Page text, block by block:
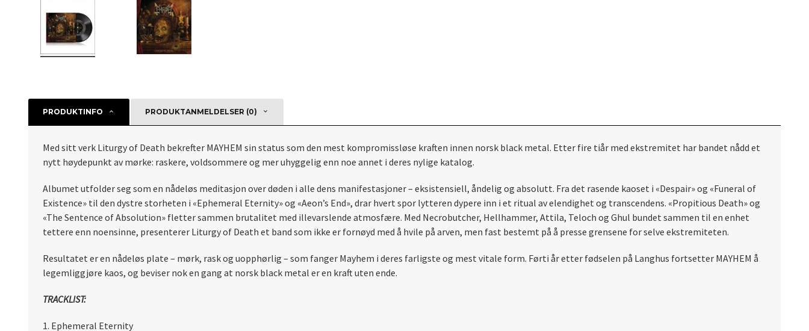
PRODUKTINFO PRODUKTANMELDELSER (0)
Med sitt verk Liturgy of Death bekrefter MAYHEM sin status som den mest kompromissløse kraften innen norsk black metal. Etter fire tiår med ekstremitet har bandet nådd et
nytt høydepunkt av mørke: raskere, voldsommere og mer uhyggelig enn noe annet i deres nylige katalog.
Albumet utfolder seg som en nådeløs meditasjon over døden i alle dens manifestasjoner – eksistensiell, åndelig og absolutt. Fra det rasende kaoset i «Despair» og «Funeral of
Existence» til den dystre storheten i «Ephemeral Eternity» og «Aeon’s End», drar hvert spor lytteren dypere inn i et ritual av elendighet og transcendens. «Propitious Death» og
«The Sentence of Absolution» fletter sammen brutalitet med illevarslende atmosfære. Med Necrobutcher, Hellhammer, Attila, Teloch og Ghul bundet sammen til en enhet
tettere enn noensinne, presenterer Liturgy of Death et band som ikke er fornøyd med å hvile på arven, men fast bestemt på å presse grensene for selve ekstremiteten.
Resultatet er en nådeløs plate – mørk, rask og uopphørlig – som fanger Mayhem i deres farligste og mest vitale form. Førti år etter fødselen på Langhus fortsetter MAYHEM å
legemliggjøre kaos, og beviser nok en gang at norsk black metal er en kraft uten ende.
TRACKLIST:
1. Ephemeral Eternity